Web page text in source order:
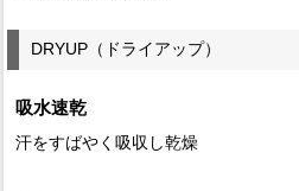
DRYUP（ドライアップ）
吸水速乾
汗をすばやく吸収し乾燥